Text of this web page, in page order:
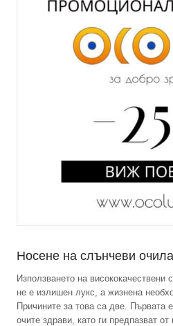
Носене на слънчеви очила
Използването на висококачествени
не е излишен лукс, а жизнена
Причините за това са две. Първата
очите здрави, като ги предпазват